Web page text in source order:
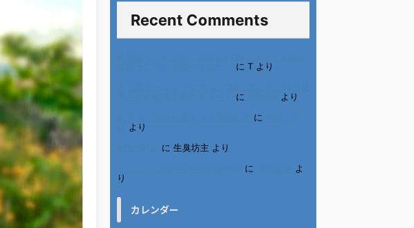
Recent Comments
に T より
に
より
に
より
に 生臭坊主 より
に
よ
り
カレンダー